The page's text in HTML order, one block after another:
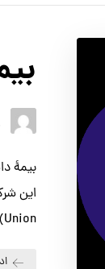
بیمهٔ
Union) فعالیت خود را آغاز کرد. ...